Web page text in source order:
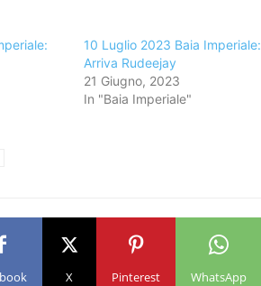
10 Luglio 2023 Baia Imperiale:
Arriva Rudeejay
21 Giugno, 2023
In "Baia Imperiale"
X Pinterest WhatsApp